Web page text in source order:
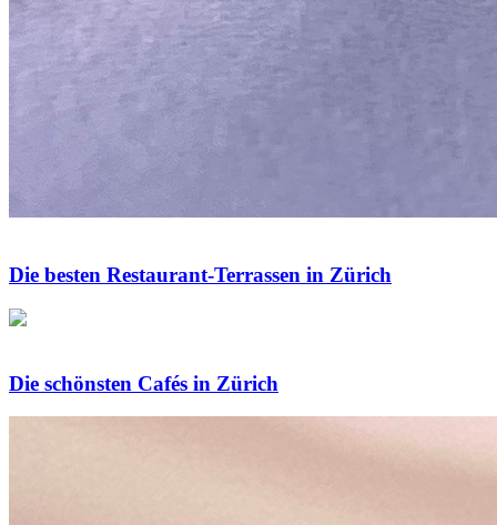
Die besten Restaurant-Terrassen in Zürich
Die schönsten Cafés in Zürich